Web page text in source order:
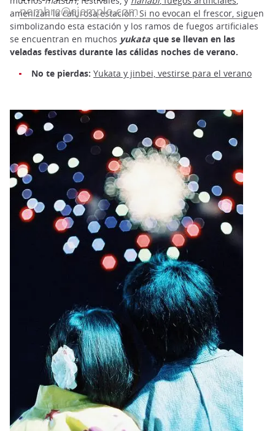
amenizan la calurosa estación. Si no evocan el frescor, siguen
simbolizando esta estación y los ramos de fuegos artificiales
se encuentran en muchos yukata que se llevan en las
veladas festivas durante las cálidas noches de verano.
No te pierdas: Yukata y jinbei, vestirse para el verano